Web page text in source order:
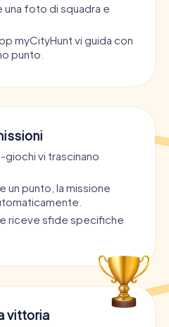
una foto di squadra e
myCityHunt vi guida con
punto.
giochi vi trascinano
un punto, la missione
riceve sfide specifiche
vittoria